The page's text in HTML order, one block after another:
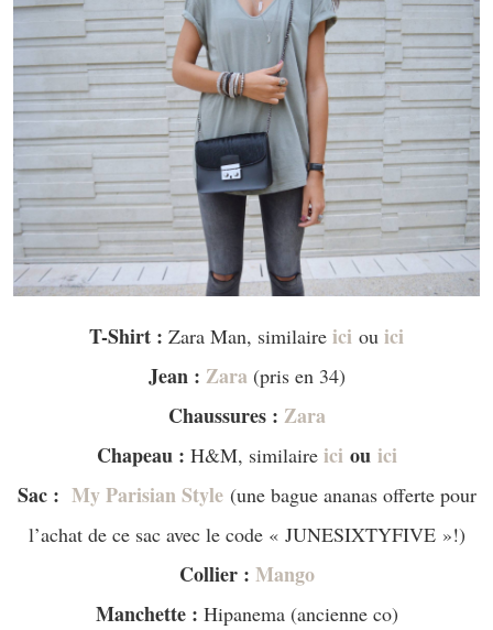
T-Shirt : Zara Man, similaire ici ou ici
Jean : Zara (pris en 34)
Chaussures : Zara
Chapeau : H&M, similaire ici ou ici
Sac : My Parisian Style (une bague ananas offerte pour
l’achat de ce sac avec le code « JUNESIXTYFIVE »!)
Collier : Mango
Manchette : Hipanema (ancienne co)